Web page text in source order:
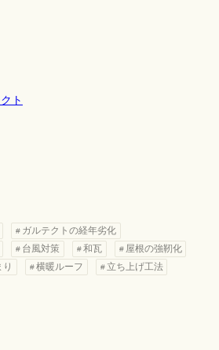
ト
ガルテクトの経年劣化
台風対策 和瓦
屋根の強靭化
横暖ルーフ
立ち上げ工法